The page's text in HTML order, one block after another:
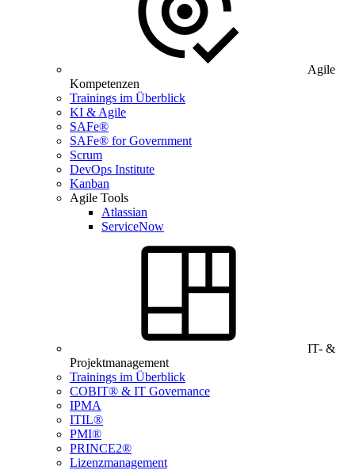
Agile
Kompetenzen
Trainings im Überblick
KI & Agile
SAFe®
SAFe® for Government
Scrum
DevOps Institute
Kanban
Agile Tools
Atlassian
ServiceNow
IT- &
Projektmanagement
Trainings im Überblick
COBIT® & IT Governance
IPMA
ITIL®
PMI®
PRINCE2®
Lizenzmanagement